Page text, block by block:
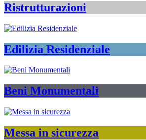
Ristrutturazioni
Edilizia Residenziale
Beni Monumentali
Messa in sicurezza